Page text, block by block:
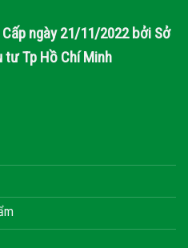
ngày 21/11/2022 bởi Sở
tư Tp Hồ Chí Minh